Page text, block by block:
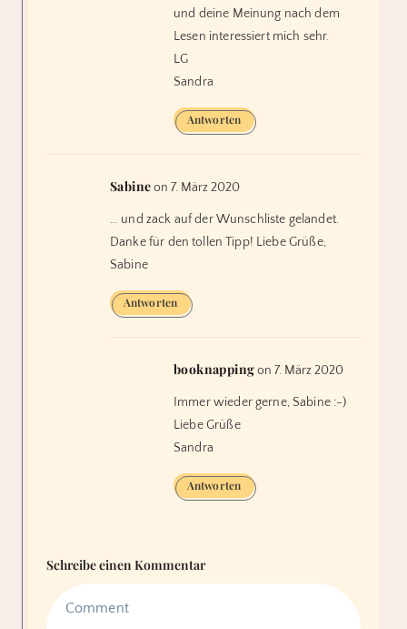
und deine Meinung nach dem
Lesen interessiert mich sehr.
LG
Sandra
Antworten
Sabine on 7. März 2020
… und zack auf der Wunschliste gelandet.
Danke für den tollen Tipp! Liebe Grüße,
Sabine
Antworten
booknapping on 7. März 2020
Immer wieder gerne, Sabine :-)
Liebe Grüße
Sandra
Antworten
Schreibe einen Kommentar